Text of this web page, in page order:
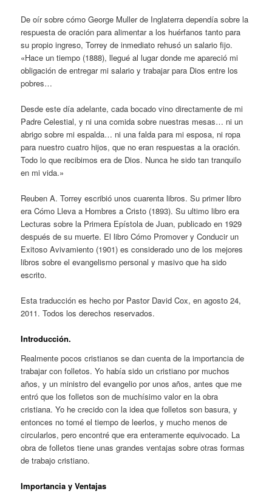
De oír sobre cómo George Muller de Inglaterra dependía sobre la
respuesta de oración para alimentar a los huérfanos tanto para
su propio ingreso, Torrey de inmediato rehusó un salario fijo.
«Hace un tiempo (1888), llegué al lugar donde me apareció mi
obligación de entregar mi salario y trabajar para Dios entre los
pobres…
Desde este día adelante, cada bocado vino directamente de mi
Padre Celestial, y ni una comida sobre nuestras mesas… ni un
abrigo sobre mi espalda… ni una falda para mi esposa, ni ropa
para nuestro cuatro hijos, que no eran respuestas a la oración.
Todo lo que recibimos era de Dios. Nunca he sido tan tranquilo
en mi vida.»
Reuben A. Torrey escribió unos cuarenta libros. Su primer libro
era Cómo Lleva a Hombres a Cristo (1893). Su ultimo libro era
Lecturas sobre la Primera Epístola de Juan, publicado en 1929
después de su muerte. El libro Cómo Promover y Conducir un
Exitoso Avivamiento (1901) es considerado uno de los mejores
libros sobre el evangelismo personal y masivo que ha sido
escrito.
Esta traducción es hecho por Pastor David Cox, en agosto 24,
2011. Todos los derechos reservados.
Introducción.
Realmente pocos cristianos se dan cuenta de la importancia de
trabajar con folletos. Yo había sido un cristiano por muchos
años, y un ministro del evangelio por unos años, antes que me
entró que los folletos son de muchísimo valor en la obra
cristiana. Yo he crecido con la idea que folletos son basura, y
entonces no tomé el tiempo de leerlos, y mucho menos de
circularlos, pero encontré que era enteramente equivocado. La
obra de folletos tiene unas grandes ventajas sobre otras formas
de trabajo cristiano.
Importancia y Ventajas